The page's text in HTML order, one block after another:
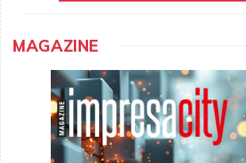
MAGAZINE